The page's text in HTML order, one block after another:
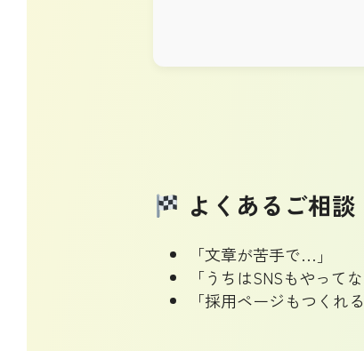
よくあるご相談
「文章が苦手で…」
「うちはSNSもやって
「採用ページもつくれる